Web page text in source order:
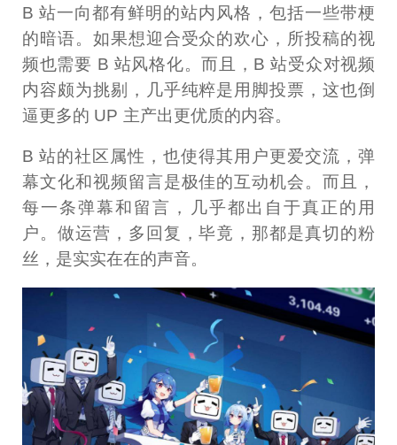
B 站一向都有鲜明的站内风格，包括一些带梗
的暗语。如果想迎合受众的欢心，所投稿的视
频也需要 B 站风格化。而且，B 站受众对视频
内容颇为挑剔，几乎纯粹是用脚投票，这也倒
逼更多的 UP 主产出更优质的内容。
B 站的社区属性，也使得其用户更爱交流，弹
幕文化和视频留言是极佳的互动机会。而且，
每一条弹幕和留言，几乎都出自于真正的用
户。做运营，多回复，毕竟，那都是真切的粉
丝，是实实在在的声音。